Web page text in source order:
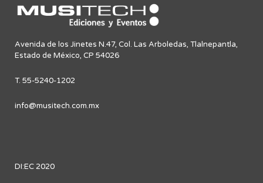
Avenida de los Jinetes N.47, Col. Las Arboledas, Tlalnepantla,
Estado de México, CP 54026
T. 55-5240-1202
info@musitech.com.mx
DI:EC 2020